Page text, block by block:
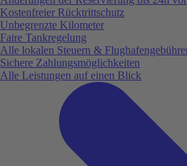
Kostenfreier Rücktrittschutz
Unbegrenzte Kilometer
Faire Tankregelung
Alle lokalen Steuern &
Sichere Zahlungsmöglichkeiten
Alle Leistungen auf einen Blick